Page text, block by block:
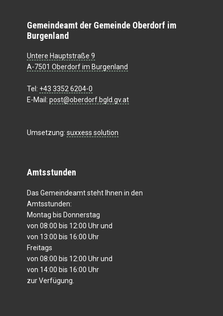
Gemeindeamt der Gemeinde Oberdorf im
Burgenland
Untere Hauptstraße 9
A-7501 Oberdorf im Burgenland
Tel: +43 3352 6204-0
E-Mail: post@oberdorf.bgld.gv.at
Umsetzung: suxxess solution
Amtsstunden
Das Gemeindeamt steht Ihnen in den
Amtsstunden:
Montag bis Donnerstag
von 08:00 bis 12:00 Uhr und
von 13:00 bis 16:00 Uhr
Freitags
von 08:00 bis 12:00 Uhr und
von 14:00 bis 16:00 Uhr
zur Verfügung.